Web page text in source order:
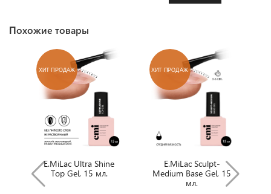
Похожие товары
ХИТ ПРОДАЖ
E.MiLac Ultra Shine
Top Gel, 15 мл.
ХИТ ПРОДАЖ
E.MiLac Sculpt-
Medium Base Gel, 15
мл.